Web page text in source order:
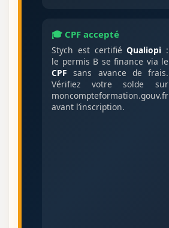
🎓 CPF accepté
Stych est certifiéQualiopi :
le permis B se finance via le
CPF sans avance de frais.
Vérifiez votre solde sur
moncompteformation.gouv.fr
avant l’inscription.